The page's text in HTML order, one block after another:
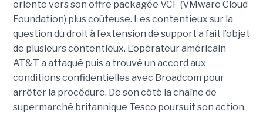
oriente vers son offre packagée VCF (VMware Cloud
Foundation) plus coûteuse. Les contentieux sur la
question du droit à l’extension de support a fait l’objet
de plusieurs contentieux. L’opérateur américain
AT&T a attaqué puis a trouvé un accord aux
conditions confidentielles avec Broadcom pour
arrêter la procédure. De son côté la chaîne de
supermarché britannique Tesco poursuit son action.